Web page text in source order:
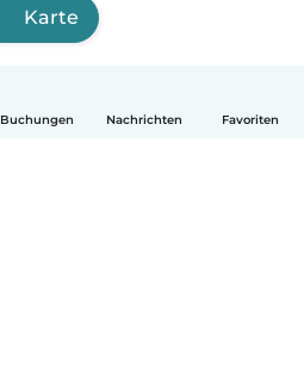
Buchungen Nachrichten Favoriten
Karte